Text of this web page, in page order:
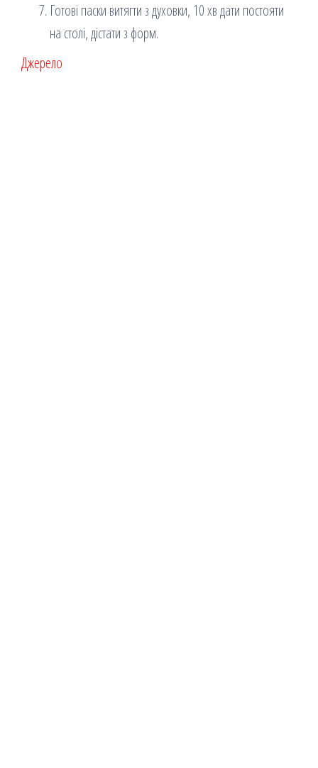
Готові паски витягти з духовки, 10 хв дати постояти
на столі, дістати з форм.
Джерело